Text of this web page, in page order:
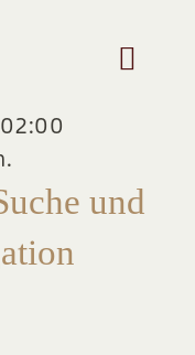
Toggle
MIT MIR
und